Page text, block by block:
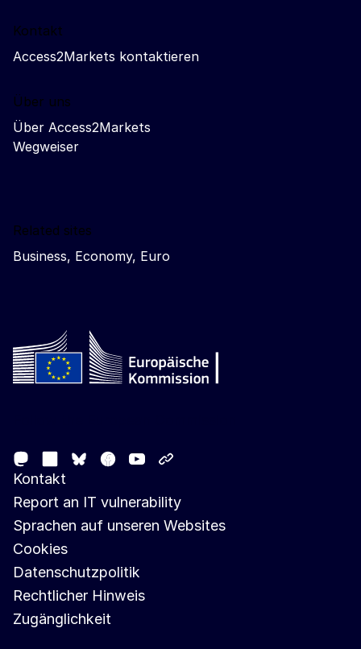
Kontakt
Access2Markets kontaktieren
Über uns
Über Access2Markets
Wegweiser
Related sites
Business, Economy, Euro
MastodonLinkedIn
Bluesky
Facebook
Youtube
Kontakt
Report an IT vulnerability
Sprachen auf unseren Websites
Cookies
Datenschutzpolitik
Rechtlicher Hinweis
Zugänglichkeit